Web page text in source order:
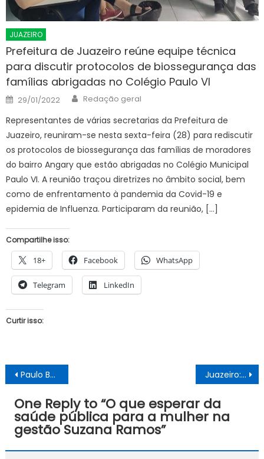
JUAZEIRO
Prefeitura de Juazeiro reúne equipe técnica
para discutir protocolos de biossegurança das
famílias abrigadas no Colégio Paulo VI
Posted
on
29/01/2022 Author
Redação geral
Representantes de várias secretarias da Prefeitura de
Juazeiro, reuniram-se nesta sexta-feira (28) para rediscutir
os protocolos de biossegurança das famílias de moradores
do bairro Angary que estão abrigadas no Colégio Municipal
Paulo VI. A reunião traçou diretrizes no âmbito social, bem
como de enfrentamento à pandemia da Covid-19 e
epidemia de Influenza. Participaram da reunião, […]
Compartilhe isso:
18+ Facebook WhatsApp
Telegram LinkedIn
Curtir isso:
Navegação
de
Post
Paulo Bomfim poderá responder por improbidade administrativa por conta da estátua de Daniel Alves Juazeiro: Câmara concede título de cidadã a pesquisadora Francisca Nemaura Haji
One Reply to “O que esperar da
saúde pública para a mulher na
gestão Suzana Ramos”